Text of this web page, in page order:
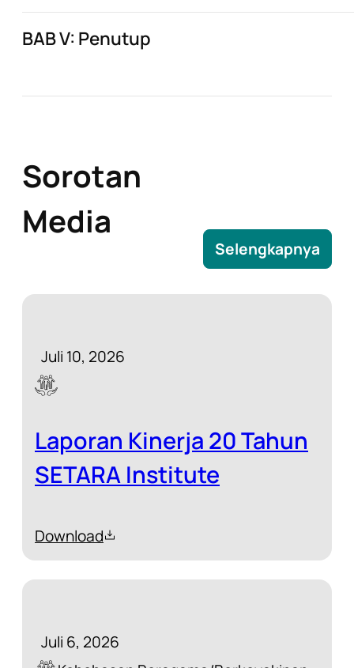
BAB V: Penutup
Sorotan
Media
Selengkapnya
Juli 10, 2026
Laporan Kinerja 20 Tahun
SETARA Institute
Download
Juli 6, 2026